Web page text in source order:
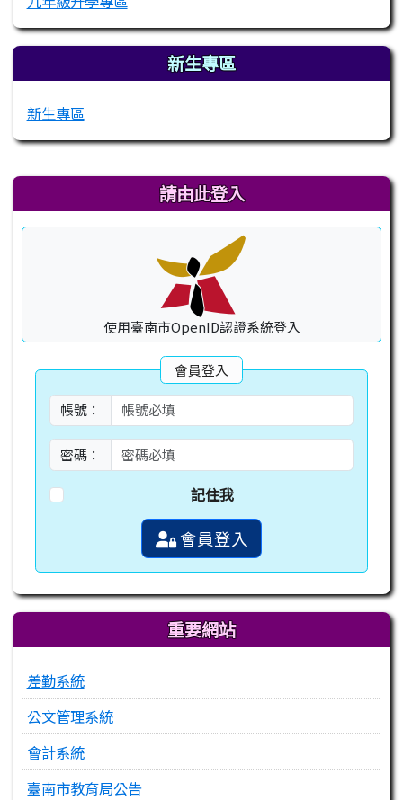
新生專區
新生專區
右邊區域內容 請由此登入
使用臺南市OpenID認證系統登入
會員登入
帳號：
密碼：
記住我
會員登入
重要網站
差勤系統
公文管理系統
會計系統
臺南市教育局公告